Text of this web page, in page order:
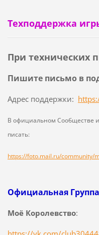
Техподдержка
При технических
Пишите письмо в
Адрес поддержки:
В официальном Сообществе
писать:
https://foto.mail.ru/community/
Официальная
Моё Королевство: